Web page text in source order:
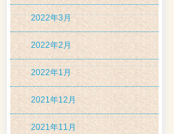
2022年3月
2022年2月
2022年1月
2021年12月
2021年11月